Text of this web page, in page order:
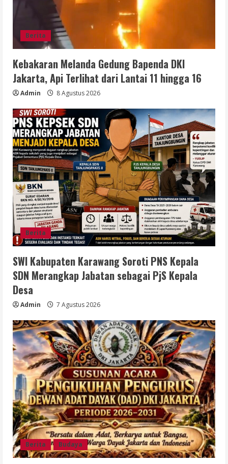
Berita
Kebakaran Melanda Gedung Bapenda DKI
Jakarta, Api Terlihat dari Lantai 11 hingga 16
Admin 8 Agustus 2026
Berita
SWI Kabupaten Karawang Soroti PNS Kepala
SDN Merangkap Jabatan sebagai PjS Kepala
Desa
Admin 7 Agustus 2026
Berita Budaya